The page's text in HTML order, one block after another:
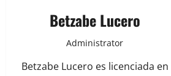
Betzabe Lucero
Administrator
Betzabe Lucero es licenciada en